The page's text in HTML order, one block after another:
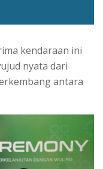
kendaraan ini
nyata dari
antara